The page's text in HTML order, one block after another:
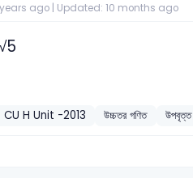
ago | Updated: 10 months ago
CU H Unit -2013 উচ্চতর গণিত উপবৃত্ত